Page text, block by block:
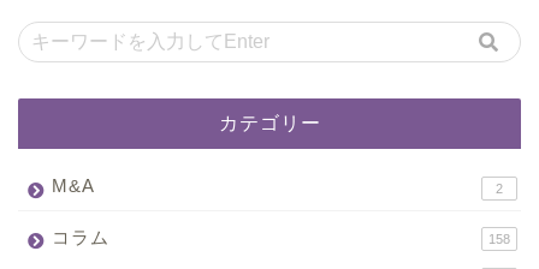
カテゴリー
M&A 2
コラム 158